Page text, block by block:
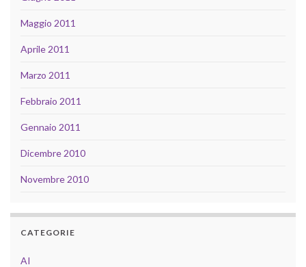
Maggio 2011
Aprile 2011
Marzo 2011
Febbraio 2011
Gennaio 2011
Dicembre 2010
Novembre 2010
CATEGORIE
AI